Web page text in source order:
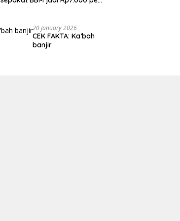
20 January 2026
CEK FAKTA: Ka’bah
banjir